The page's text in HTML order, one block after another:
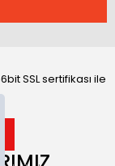
SSL sertifikası ile